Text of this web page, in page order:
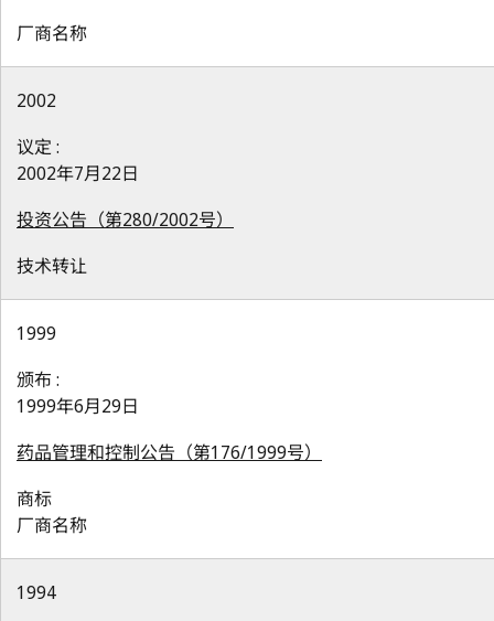
厂商名称
2002
议定 :
2002年7月22日
投资公告（第280/2002号）
技术转让
1999
颁布 :
1999年6月29日
药品管理和控制公告（第176/1999号）
商标
厂商名称
1994